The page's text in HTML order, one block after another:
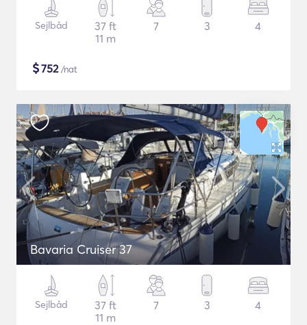
Sejlbåd
37 ft
11 m
7 3 4
$752/nat
Bavaria Cruiser 37
Sejlbåd
37 ft
11 m
7 3 4